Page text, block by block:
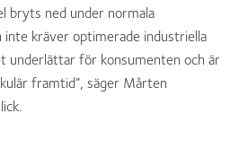
bryts ned under normala
inte kräver optimerade industriella
underlättar för konsumenten och är
framtid”, säger Mårten